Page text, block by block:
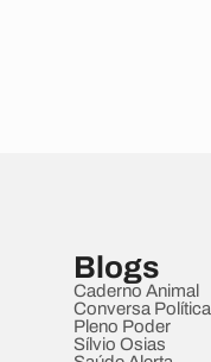
Blogs
Caderno Animal
Conversa Política
Pleno Poder
Sílvio Osias